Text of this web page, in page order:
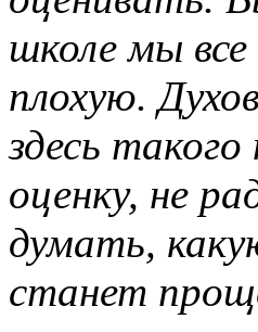
школе мы все
плохую.
здесь
оценку, не
думать,
станет